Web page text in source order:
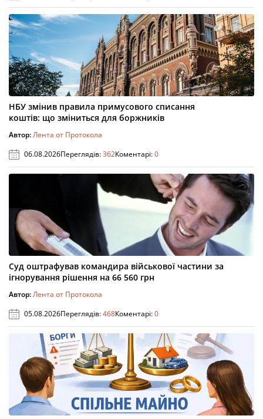
НБУ змінив правила примусового списання
коштів: що зміниться для боржників
Автор:Лента от Протокола
06.08.2026Переглядів:362Коментарі:0
Суд оштрафував командира військової частини за
ігнорування рішення на 66 560 грн
Автор:Лента от Протокола
05.08.2026Переглядів:468Коментарі:0